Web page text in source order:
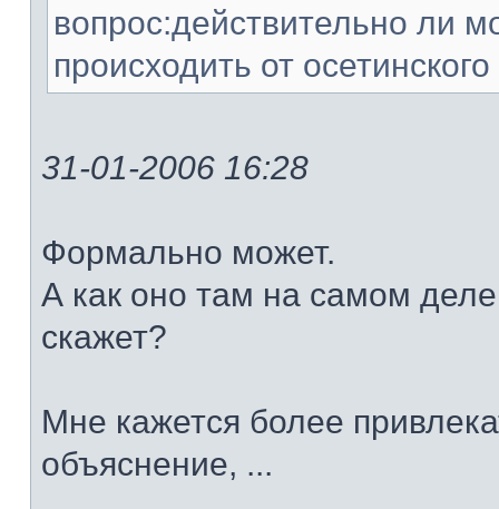
вопрос:действительно ли
происходить от
31-01-2006 16:28
Формально может.
А как оно там на самом
скажет?
Мне кажется более
объяснение, ...